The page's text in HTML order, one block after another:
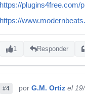
https://plugins4free.com/
https://
1 Responder
#4 por G.M. Ortiz el